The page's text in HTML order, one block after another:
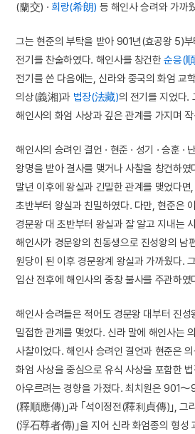
(蘭交) · 희랑(希朗) 등 해인사 승려와 가까
그는 현준의 부탁을 받아 901년(효공왕 5)
전기를 찬술하였다. 해인사를 창건한순응(
전기를 쓴 다음에는, 신라와 중국의 화엄 교
의상(義湘)과 법장(法藏)의 전기를 지었다.
해인사의 화엄 사상과 깊은 관계를 가지며
해인사의 승려인 결언 · 현준 · 성기 · 승훈 ·
왕명을 받아 결사를 맺거나 사찰을 창건하였
말년 이후에 왕실과 긴밀한 관계를 맺었다면
초반부터 왕실과 친밀하였다. 다만, 현준은
경문왕 대 초반부터 왕실과 잘 알고 지내는
해인사가 경문왕의 친동생으로 진성왕의 남
원당이 된 이후 경문왕계 왕실과 가까웠다.
입산 전후에 해인사의 중창 불사를 주관하였
해인사 승려들은 적어도 경문왕 대부터 진
밀접한 관계를 맺었다. 신라 말에 해인사는
사찰이었다. 해인사 승려인 결언과 현준은
화엄 사상을 중심으로 유식 사상을 포함한
아우르려는 경향을 가졌다. 최치원은 901
(釋順應傳)｣과 ｢석이정전(釋利貞傳)｣, 그
(浮石尊者傳)｣을 지어 신라 화엄종의 형성